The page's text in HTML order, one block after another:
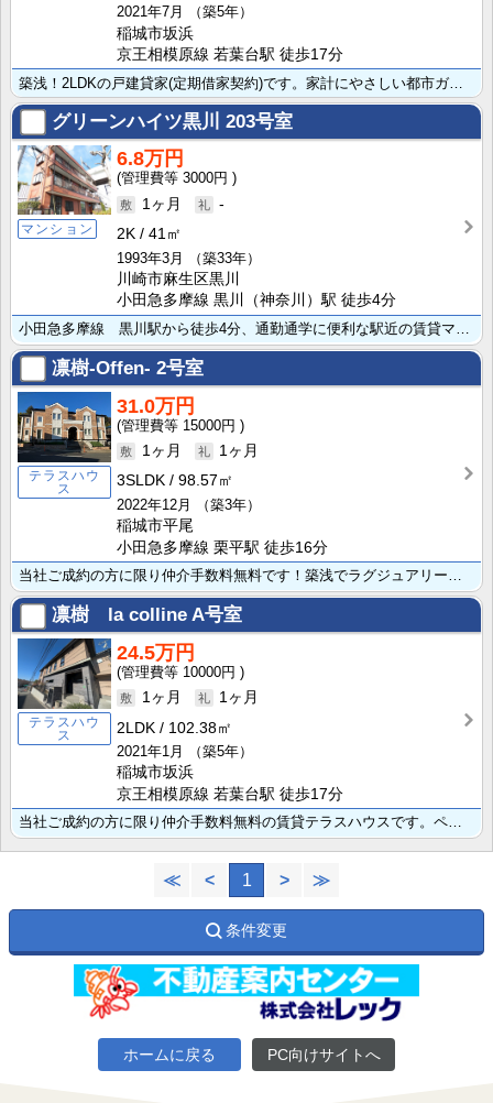
2021年7月
（築5年）
稲城市坂浜
京王相模原線 若葉台駅 徒歩17分
築浅！2LDKの戸建貸家(定期借家契約)です。家計にやさしい都市ガスで、家族との会話が弾む対面式のシ･･･
グリーンハイツ黒川 203号室
マンション
6.8万円
3000円
1ヶ月
-
2K
41㎡
1993年3月
（築33年）
川崎市麻生区黒川
小田急多摩線 黒川（神奈川）駅 徒歩4分
凛樹-Offen- 2号室
テラスハウ
ス
31.0万円
15000円
1ヶ月
1ヶ月
3SLDK
98.57㎡
2022年12月
（築3年）
稲城市平尾
小田急多摩線 栗平駅 徒歩16分
当社ご成約の方に限り仲介手数料無料です！築浅でラグジュアリーな空間の住まいをお求めの方にオススメな3･･･
凛樹 la colline A号室
テラスハウ
ス
24.5万円
10000円
1ヶ月
1ヶ月
2LDK
102.38㎡
2021年1月
（築5年）
稲城市坂浜
京王相模原線 若葉台駅 徒歩17分
当社ご成約の方に限り仲介手数料無料の賃貸テラスハウスです。ペット可物件です（1匹につき礼金敷金各1ヶ･･･
≪ < 1 > ≫
条件変更
ホームに戻る PC向けサイトへ